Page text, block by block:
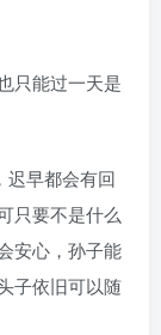
只能过一天是
早都会有回
只要不是什么
安心，孙子能
子依旧可以随